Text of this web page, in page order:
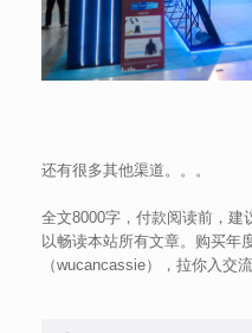
还有很多其他渠道。。。
全文8000字，付款阅读前，
以畅读本站所有文章。购买年
（wucancassie），拉你入交流